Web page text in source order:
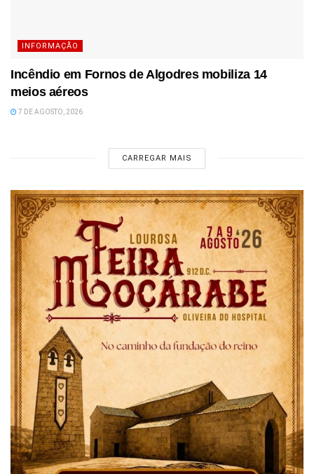
INFORMAÇÃO
Incêndio em Fornos de Algodres mobiliza 14
meios aéreos
7 DE AGOSTO, 2026
CARREGAR MAIS